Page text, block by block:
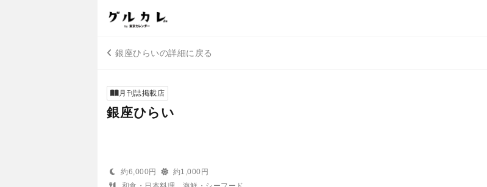
銀座ひらいの詳細に戻る
月刊誌掲載店
銀座ひらい
約6,000円
約1,000円